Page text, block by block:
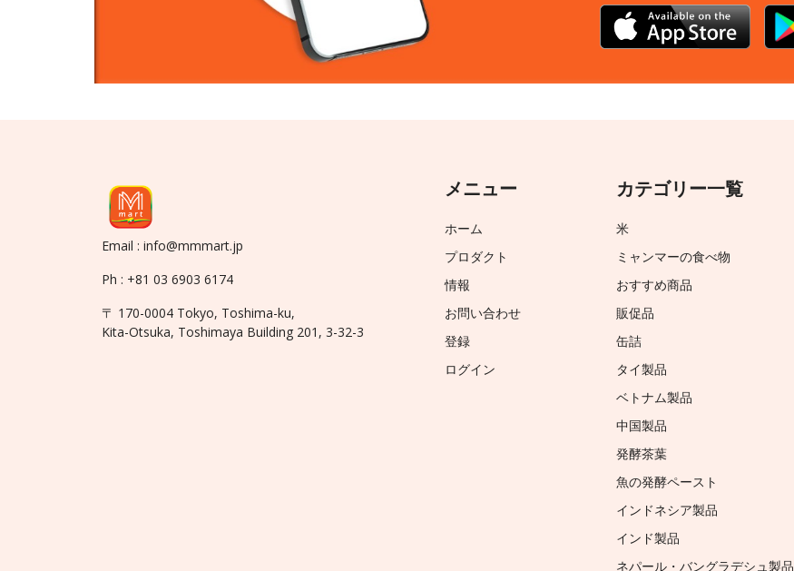
Email : info@mmmart.jp
Ph : +81 03 6903 6174
〒 170-0004 Tokyo, Toshima-ku,
Kita-Otsuka, Toshimaya Building 201, 3-32-3
メニュー
ホーム
プロダクト
情報
お問い合わせ
登録
ログイン
カテゴリー一覧
米
ミャンマーの食べ物
おすすめ商品
販促品
缶詰
タイ製品
ベトナム製品
中国製品
発酵茶葉
魚の発酵ペースト
インドネシア製品
インド製品
ネパール・バングラデシュ製品